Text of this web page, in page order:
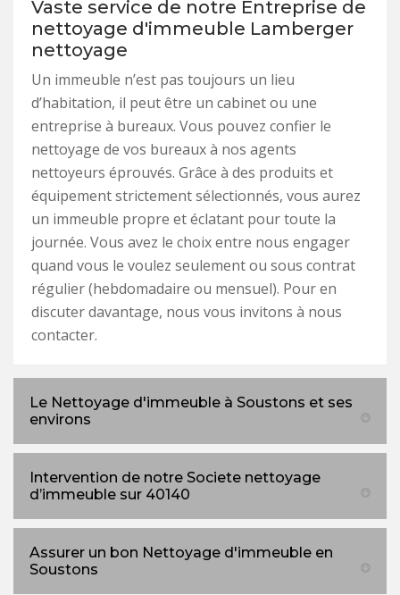
Vaste service de notre Entreprise de
nettoyage d'immeuble Lamberger
nettoyage
Un immeuble n’est pas toujours un lieu
d’habitation, il peut être un cabinet ou une
entreprise à bureaux. Vous pouvez confier le
nettoyage de vos bureaux à nos agents
nettoyeurs éprouvés. Grâce à des produits et
équipement strictement sélectionnés, vous aurez
un immeuble propre et éclatant pour toute la
journée. Vous avez le choix entre nous engager
quand vous le voulez seulement ou sous contrat
régulier (hebdomadaire ou mensuel). Pour en
discuter davantage, nous vous invitons à nous
contacter.
Le Nettoyage d'immeuble à Soustons et ses
environs
Intervention de notre Societe nettoyage
d’immeuble sur 40140
Assurer un bon Nettoyage d'immeuble en
Soustons